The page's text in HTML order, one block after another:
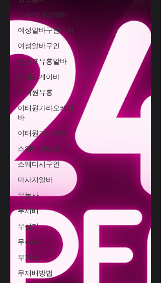
고수익여성알바
여성알바구인구직
여성알바구인
영등포유흥알바
이태원게이바
이태원유흥
이태원가라오케알
바
이태원가라오케
스웨디시알바
스웨디시구인
마사지알바
무농사
무재배
무심기
무수확
무파종
무재배방법